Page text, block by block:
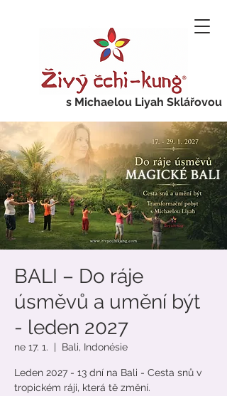
s Michaelou Liyah Sklářovou
BALI – Do ráje
úsměvů a umění být
- leden 2027
ne 17. 1.
  |
Bali, Indonésie
Leden 2027 - 13 dní na Bali - Cesta snů v
tropickém ráji, která tě změní.